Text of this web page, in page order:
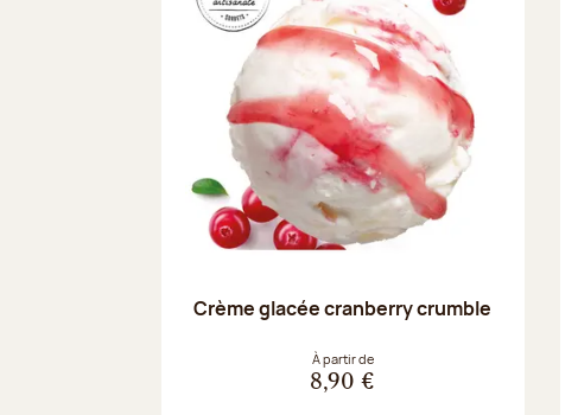
Crème glacée cranberry crumble
À partir de
8,90 €